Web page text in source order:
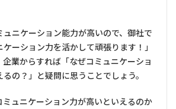
ニケーション能力が高いので、御社で
ーション力を活かして頑張ります！」
業からすれば「なぜコミュニケーショ
の？」と疑問に思うことでしょう。
ミュニケーション力が高いといえるのか